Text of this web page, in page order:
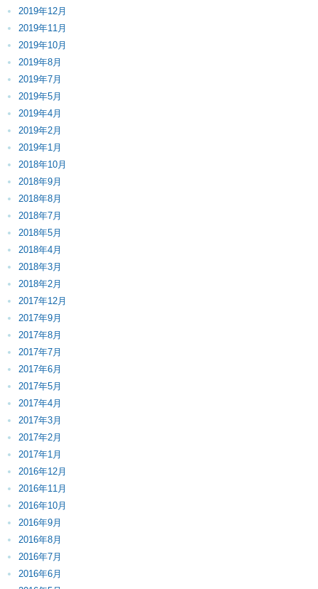
2019年12月
2019年11月
2019年10月
2019年8月
2019年7月
2019年5月
2019年4月
2019年2月
2019年1月
2018年10月
2018年9月
2018年8月
2018年7月
2018年5月
2018年4月
2018年3月
2018年2月
2017年12月
2017年9月
2017年8月
2017年7月
2017年6月
2017年5月
2017年4月
2017年3月
2017年2月
2017年1月
2016年12月
2016年11月
2016年10月
2016年9月
2016年8月
2016年7月
2016年6月